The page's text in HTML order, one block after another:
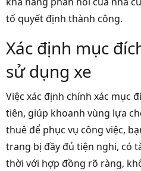
tố quyết định thành công.
Xác định mục
sử dụng xe
Việc xác định chính xác mục
tiên, giúp khoanh vùng lựa
thuê để phục vụ công việc,
trang bị đầy đủ tiện nghi, có
thời với hợp đồng rõ ràng,